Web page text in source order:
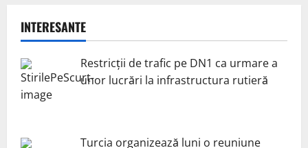
INTERESANTE
Restricții de trafic pe DN1 ca urmare a
unor lucrări la infrastructura rutieră
Turcia organizează luni o reuniune